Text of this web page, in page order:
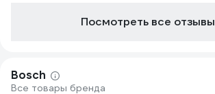
Посмотреть все отзывы
Bosch
Все товары бренда